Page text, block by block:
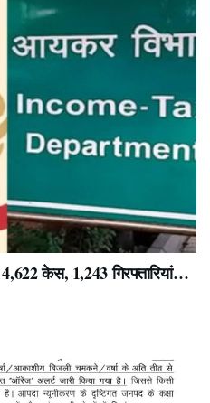
केस, 1,243 गिरफ्तारियां…